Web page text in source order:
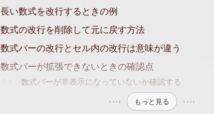
長い数式を改行するときの例
数式の改行を削除して元に戻す方法
数式バーの改行とセル内の改行は意味が違う
数式バーが拡張できないときの確認点
数式バーが非表示になっていないか確認する
もっと見る